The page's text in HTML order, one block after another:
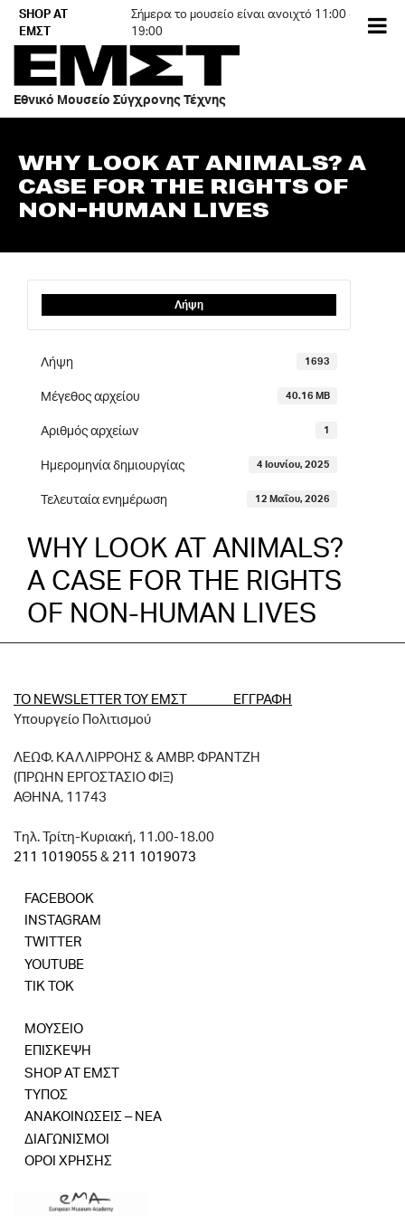
Skip
content
SHOP AT
ΕΜΣΤ
Σήμερα το μουσείο είναι ανοιχτό 11:00 -
19:00
Εθνικό Μουσείο Σύγχρονης Τέχνης
WHY LOOK AT ANIMALS? A
CASE FOR THE RIGHTS OF
NON-HUMAN LIVES
Λήψη
Λήψη 1693
Μέγεθος αρχείου 40.16 MB
Αριθμός αρχείων 1
Ημερομηνία δημιουργίας 4 Ιουνίου, 2025
Τελευταία ενημέρωση 12 Μαΐου, 2026
WHY LOOK AT ANIMALS?
A CASE FOR THE RIGHTS
OF NON-HUMAN LIVES
ΤΟ NEWSLETTER ΤΟΥ ΕΜΣΤ ΕΓΓΡΑΦΗ
Υπουργείο Πολιτισμού
ΛΕΩΦ. ΚΑΛΛΙΡΡΟΗΣ & ΑΜΒΡ. ΦΡΑΝΤΖΗ
(ΠΡΩΗΝ ΕΡΓΟΣΤΑΣΙΟ ΦΙΞ)
ΑΘΗΝΑ, 11743
Tηλ. Τρίτη-Κυριακή, 11.00-18.00
211 1019055 & 211 1019073
FACEBOOK
INSTAGRAM
TWITTER
YOUTUBE
TIK TOK
ΜΟΥΣΕΙΟ
ΕΠΙΣΚΕΨΗ
SHOP AT ΕΜΣΤ
ΤΥΠΟΣ
ΑΝΑΚΟΙΝΩΣΕΙΣ – ΝΕΑ
ΔΙΑΓΩΝΙΣΜΟΙ
ΟΡΟΙ ΧΡΗΣΗΣ